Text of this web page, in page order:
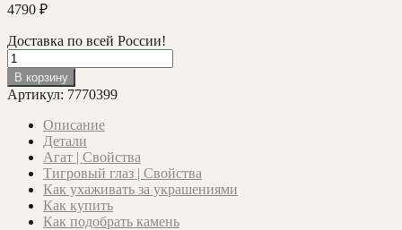
4790 ₽
Доставка по всей России!
Количество
товара
Браслет
с
Нефритом,
Тигровым
Глазом
Сердоликом
В корзину
Артикул: 7770399
Описание
Детали
Агат | Свойства
Тигровый глаз | Свойства
Как ухаживать за украшениями
Как купить
Как подобрать камень